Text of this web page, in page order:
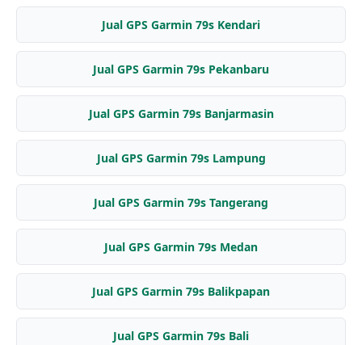
Jual GPS Garmin 79s Kendari
Jual GPS Garmin 79s Pekanbaru
Jual GPS Garmin 79s Banjarmasin
Jual GPS Garmin 79s Lampung
Jual GPS Garmin 79s Tangerang
Jual GPS Garmin 79s Medan
Jual GPS Garmin 79s Balikpapan
Jual GPS Garmin 79s Bali